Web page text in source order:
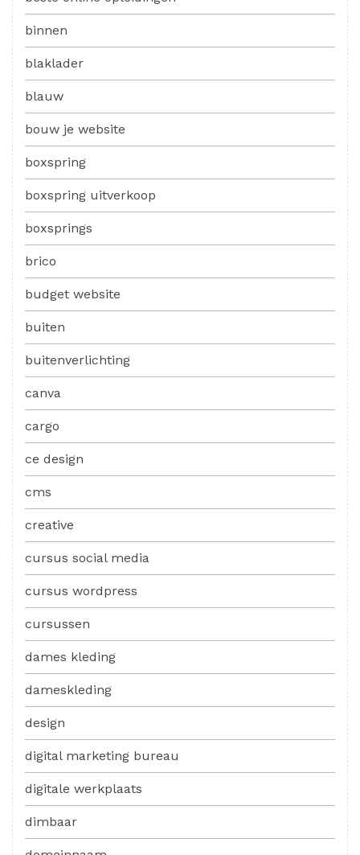
binnen
blaklader
blauw
bouw je website
boxspring
boxspring uitverkoop
boxsprings
brico
budget website
buiten
buitenverlichting
canva
cargo
ce design
cms
creative
cursus social media
cursus wordpress
cursussen
dames kleding
dameskleding
design
digital marketing bureau
digitale werkplaats
dimbaar